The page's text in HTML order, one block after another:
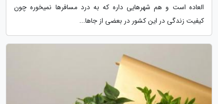
العاده است و هم شهرهایی داره که به درد مسافرها نمیخوره چون
کیفیت زندگی در این کشور در بعضی از جاها...